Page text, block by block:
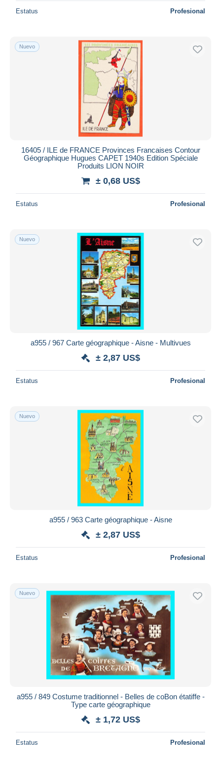
Estatus Profesional
Nuevo
16405 / ILE de FRANCE Provinces Francaises Contour
Géographique Hugues CAPET 1940s Edition Spéciale
Produits LION NOIR
± 0,68 US$
Estatus Profesional
Nuevo
a955 / 967 Carte géographique - Aisne - Multivues
± 2,87 US$
Estatus Profesional
Nuevo
a955 / 963 Carte géographique - Aisne
± 2,87 US$
Estatus Profesional
Nuevo
a955 / 849 Costume traditionnel - Belles de coBon étatiffe -
Type carte géographique
± 1,72 US$
Estatus Profesional